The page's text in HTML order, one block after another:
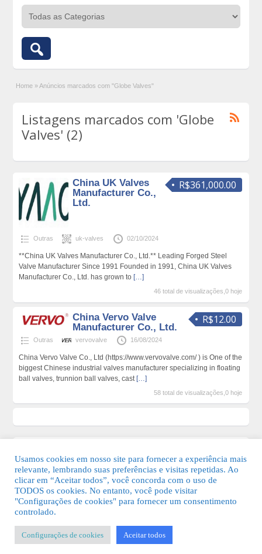
Home » Anúncios marcados com "Globe Valves"
Listagens marcados com 'Globe
Valves' (2)
R$361,000.00
China UK Valves
Manufacturer Co.,
Ltd.
Outras uk-valves 02/10/2024
**China UK Valves Manufacturer Co., Ltd.** Leading Forged Steel
Valve Manufacturer Since 1991 Founded in 1991, China UK Valves
Manufacturer Co., Ltd. has grown to […]
46 total de visualizações,0 hoje
R$12.00
China Vervo Valve
Manufacturer Co., Ltd.
Outras vervovalve 16/08/2024
China Vervo Valve Co., Ltd (https://www.vervovalve.com/ ) is One of the
biggest Chinese industrial valves manufacturer specializing in floating
ball valves, trunnion ball valves, cast […]
58 total de visualizações,0 hoje
© 2026 Guia Fácil Lagos | Guia Comercial Grátis. Todos os direitos
KSDESIGNER -Templates & Sistemas
Usamos cookies em nosso site para fornecer a experiência mais
relevante, lembrando suas preferências e visitas repetidas. Ao
clicar em “Aceitar todos”, você concorda com o uso de
TODOS os cookies. No entanto, você pode visitar
"Configurações de cookies" para fornecer um consentimento
controlado.
Configurações de cookies Aceitar todos